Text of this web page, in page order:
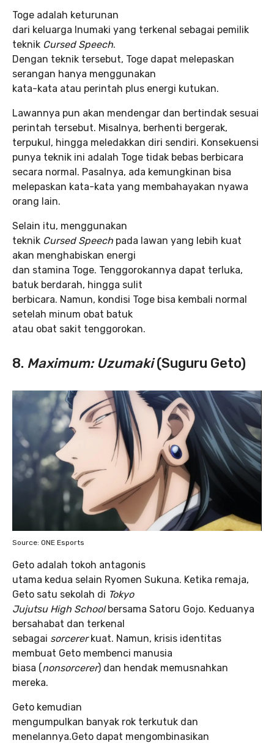
Toge adalah keturunan
dari keluarga Inumaki yang terkenal sebagai pemilik
teknik Cursed Speech.
Dengan teknik tersebut, Toge dapat melepaskan
serangan hanya menggunakan
kata-kata atau perintah plus energi kutukan.
Lawannya pun akan mendengar dan bertindak sesuai
perintah tersebut. Misalnya, berhenti bergerak,
terpukul, hingga meledakkan diri sendiri. Konsekuensi
punya teknik ini adalah Toge tidak bebas berbicara
secara normal. Pasalnya, ada kemungkinan bisa
melepaskan kata-kata yang membahayakan nyawa
orang lain.
Selain itu, menggunakan
teknik Cursed Speech pada lawan yang lebih kuat
akan menghabiskan energi
dan stamina Toge. Tenggorokannya dapat terluka,
batuk berdarah, hingga sulit
berbicara. Namun, kondisi Toge bisa kembali normal
setelah minum obat batuk
atau obat sakit tenggorokan.
8. Maximum: Uzumaki(Suguru Geto)
Source: ONE Esports
Geto adalah tokoh antagonis
utama kedua selain Ryomen Sukuna. Ketika remaja,
Geto satu sekolah di Tokyo
Jujutsu High Schoolbersama Satoru Gojo. Keduanya
bersahabat dan terkenal
sebagai sorcererkuat. Namun, krisis identitas
membuat Geto membenci manusia
biasa (nonsorcerer) dan hendak memusnahkan
mereka.
Geto kemudian
mengumpulkan banyak rok terkutuk dan
menelannya.Geto dapat mengombinasikan